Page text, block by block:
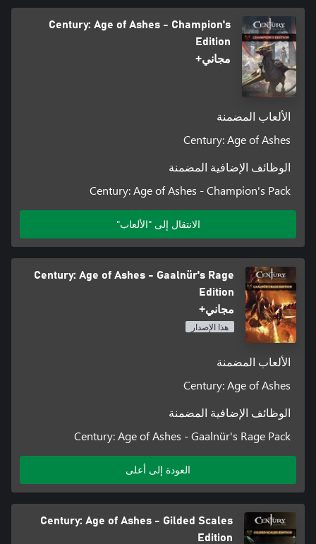
Century: Age of Ashes - Champion's
Edition
مجاني+
الألعاب المضمنة
Century: Age of Ashes
الوظائف الإضافية المضمنة
Century: Age of Ashes - Champion's Pack
الانتقال إلى "الألعاب"
Century: Age of Ashes - Gaalnür's Rage
Edition
مجاني+
هذا الإصدار
الألعاب المضمنة
Century: Age of Ashes
الوظائف الإضافية المضمنة
Century: Age of Ashes - Gaalnür's Rage Pack
العودة إلى أعلى
Century: Age of Ashes - Gilded Scales
Edition